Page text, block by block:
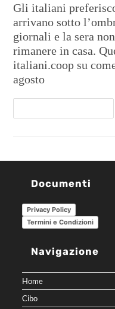
Gli italiani
arrivano sotto
giornali e la sera
rimanere in casa.
italiani.coop su
agosto
Documenti
Privacy Policy
Termini e Condizioni
Navigazione
Home
Cibo